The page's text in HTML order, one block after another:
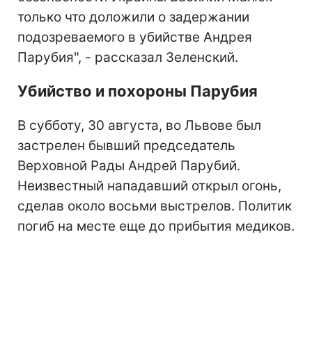
только что доложили о задержании
подозреваемого в убийстве Андрея
Парубия", - рассказал Зеленский.
Убийство и похороны Парубия
В субботу, 30 августа, во Львове был
застрелен бывший председатель
Верховной Рады Андрей Парубий.
Неизвестный нападавший открыл огонь,
сделав около восьми выстрелов. Политик
погиб на месте еще до прибытия медиков.